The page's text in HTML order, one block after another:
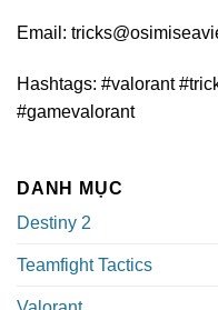
Email:
Hashtags: #valorant
#gamevalorant
DANH MỤC
Destiny 2
Teamfight Tactics